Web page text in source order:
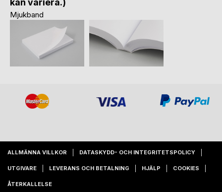
kan variera.)
Mjukband
ALLMÄNNA VILLKOR DATASKYDD- OCH INTEGRITETSPOLICY
UTGIVARE LEVERANS OCH BETALNING HJÄLP COOKIES
ÅTERKALLELSE